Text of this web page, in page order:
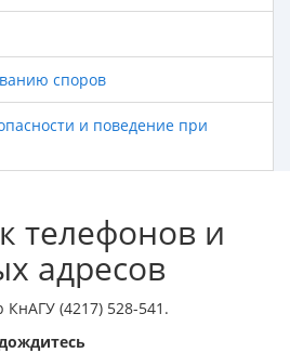
споров
и поведение при
телефонов и
адресов
(4217) 528-541.